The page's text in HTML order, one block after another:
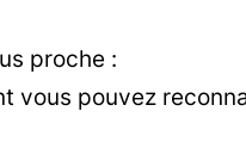
proche :
vous pouvez